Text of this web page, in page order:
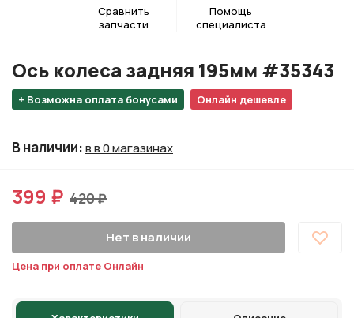
Сравнить
запчасти
Помощь
специалиста
+ Возможна оплата бонусами Онлайн дешевле
Ось колеса задняя 195мм #35343
В наличии:в в 0 магазинах
399 ₽ 420 ₽
Нет в наличии
Цена при оплате Онлайн